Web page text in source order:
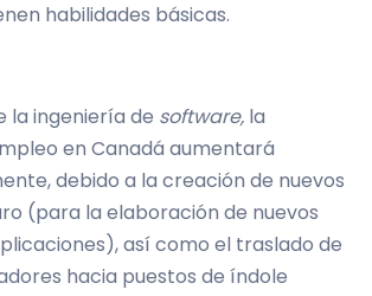
habilidades básicas.
la ingeniería de software,la
en Canadá aumentará
debido a la creación de nuevos
(para la elaboración de nuevos
así como el traslado de
hacia puestos de índole